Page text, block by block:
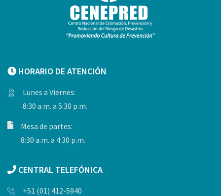
HORARIO DE ATENCIÓN
Lunes a Viernes:
8:30 a.m. a 5:30 p.m.
Mesa de partes:
8:30 a.m. a 4:30 p.m.
CENTRAL TELEFÓNICA
+51 (01) 412-5940